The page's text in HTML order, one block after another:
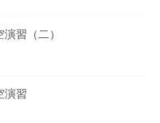
習（二）
演習